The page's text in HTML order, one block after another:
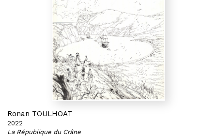
Ronan TOULHOAT
2022
La République du Crâne